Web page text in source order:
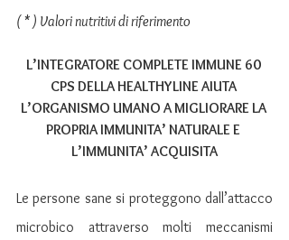
( * ) Valori nutritivi di riferimento
L’INTEGRATORE COMPLETE IMMUNE 60
CPS DELLA HEALTHYLINE AIUTA
L’ORGANISMO UMANO A MIGLIORARE LA
PROPRIA IMMUNITA’ NATURALE E
L’IMMUNITA’ ACQUISITA
Le persone sane si proteggono dall’attacco
microbico attraverso molti meccanismi